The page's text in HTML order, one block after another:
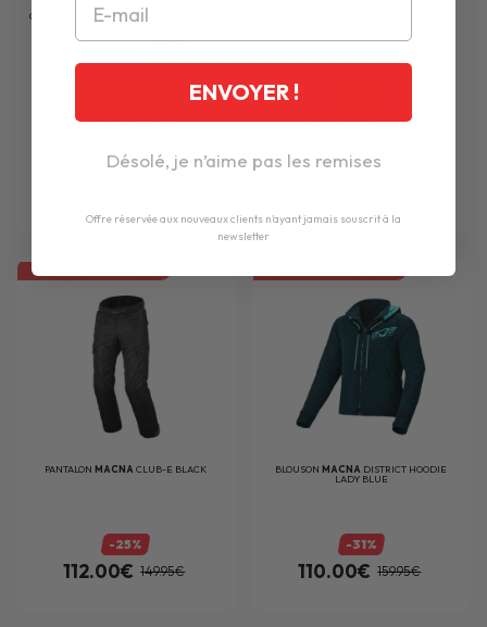
GANTS MACNADARKO LADY BURGUNDY
35.91€ 39.95€
Prix avec le code
124.00€ 169.95€
PANTALONMACNACLUB-E BLACK
-25%
112.00€ 149.95€
BLOUSONMACNA DISTRICT HOODIE
LADY BLUE
-31%
110.00€ 159.95€
ENVOYER !
Désolé, je n’aime pas les remises
Offre réservée aux nouveaux clients n'ayant jamais souscrit à la
newsletter